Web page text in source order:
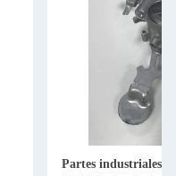
Partes industriales